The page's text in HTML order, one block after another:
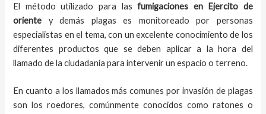
El método utilizado para las fumigaciones en
Ejercito de
oriente y demás plagas es monitoreado por personas
especialistas en el tema, con un excelente conocimiento de los
diferentes productos que se deben aplicar a la hora del
llamado de la ciudadanía para intervenir un espacio o terreno.
En cuanto a los llamados más comunes por invasión de plagas
son los roedores, comúnmente conocidos como ratones o